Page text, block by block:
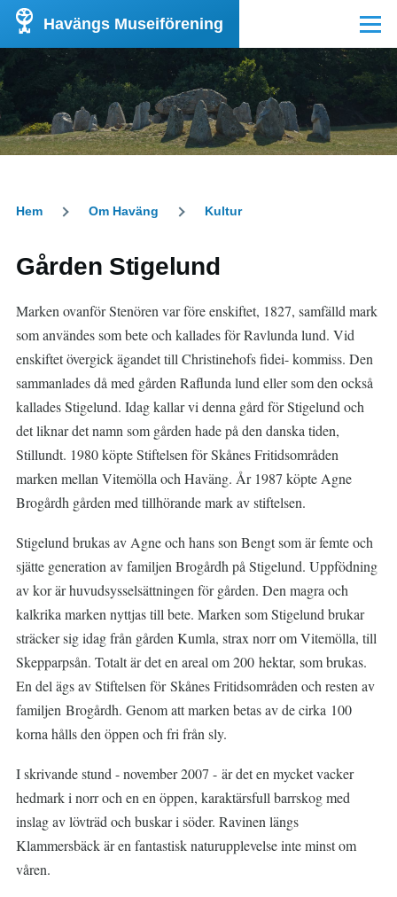
Hoppa till huvudinnehåll
Havängs Museiförening Meny
Hem Om Haväng Kultur
Gården Stigelund
Marken ovanför Stenören var före enskiftet, 1827, samfälld mark
som användes som bete och kallades för Ravlunda lund. Vid
enskiftet övergick ägandet till Christinehofs fidei- kommiss. Den
sammanlades då med gården Raflunda lund eller som den också
kallades Stigelund. Idag kallar vi denna gård för Stigelund och
det liknar det namn som gården hade på den danska tiden,
Stillundt. 1980 köpte Stiftelsen för Skånes Fritidsområden
marken mellan Vitemölla och Haväng. År 1987 köpte Agne
Brogårdh gården med tillhörande mark av stiftelsen.
Stigelund brukas av Agne och hans son Bengt som är femte och
sjätte generation av familjen Brogårdh på Stigelund. Uppfödning
av kor är huvudsysselsättningen för gården. Den magra och
kalkrika marken nyttjas till bete. Marken som Stigelund brukar
sträcker sig idag från gården Kumla, strax norr om Vitemölla, till
Skepparpsån. Totalt är det en areal om 200 hektar, som brukas.
En del ägs av Stiftelsen för Skånes Fritidsområden och resten av
familjen Brogårdh. Genom att marken betas av de cirka 100
korna hålls den öppen och fri från sly.
I skrivande stund - november 2007 - är det en mycket vacker
hedmark i norr och en en öppen, karaktärsfull barrskog med
inslag av lövträd och buskar i söder. Ravinen längs
Klammersbäck är en fantastisk naturupplevelse inte minst om
våren.